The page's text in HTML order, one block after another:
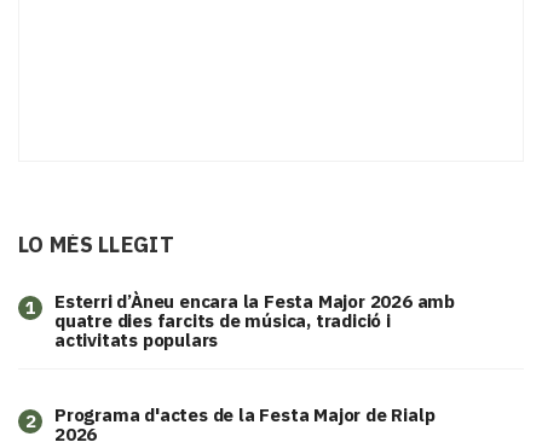
LO MÉS LLEGIT
1
Esterri d’Àneu encara la Festa Major 2026 amb
quatre dies farcits de música, tradició i
activitats populars
2
Programa d'actes de la Festa Major de Rialp
2026